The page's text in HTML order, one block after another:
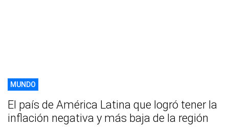
MUNDO
El país de América Latina que logró tener la
inflación negativa y más baja de la región